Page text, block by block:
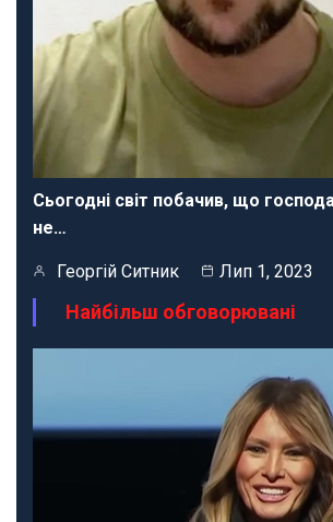
Сьогодні світ побачив, що
не…
Георгій Ситник Лип 1, 2023
Найбільш обговорювані